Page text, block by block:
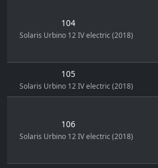
104
Solaris Urbino 12 IV electric (2018)
105
Solaris Urbino 12 IV electric (2018)
106
Solaris Urbino 12 IV electric (2018)